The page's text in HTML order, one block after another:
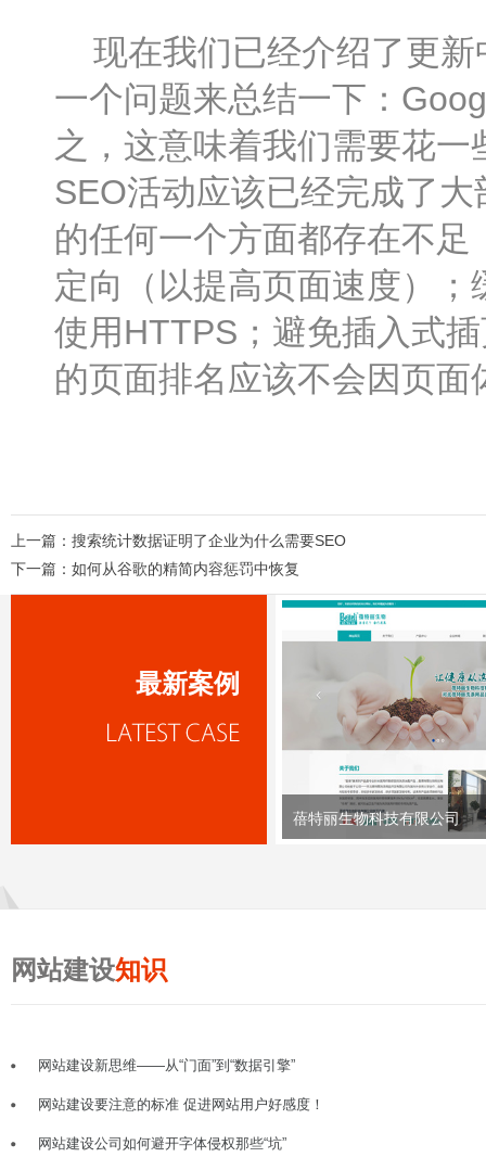
现在我们已经介绍了更新
一个问题来总结一下：
之，这意味着我们需要花
SEO活动应该已经完成了
的任何一个方面都存在不
定向（以提高页面速度）
使用HTTPS；避免插入式
的页面排名应该不会因页面
上一篇： 搜索统计数据证明了企业为什么需要SEO
下一篇： 如何从谷歌的精简内容惩罚中恢复
最新案例
蓓特丽生物科技有限公司
网站建设知识
网站建设新思维——从“门面”到“数据引擎”
网站建设要注意的标准 促进网站用户好感度！
网站建设公司如何避开字体侵权那些“坑”